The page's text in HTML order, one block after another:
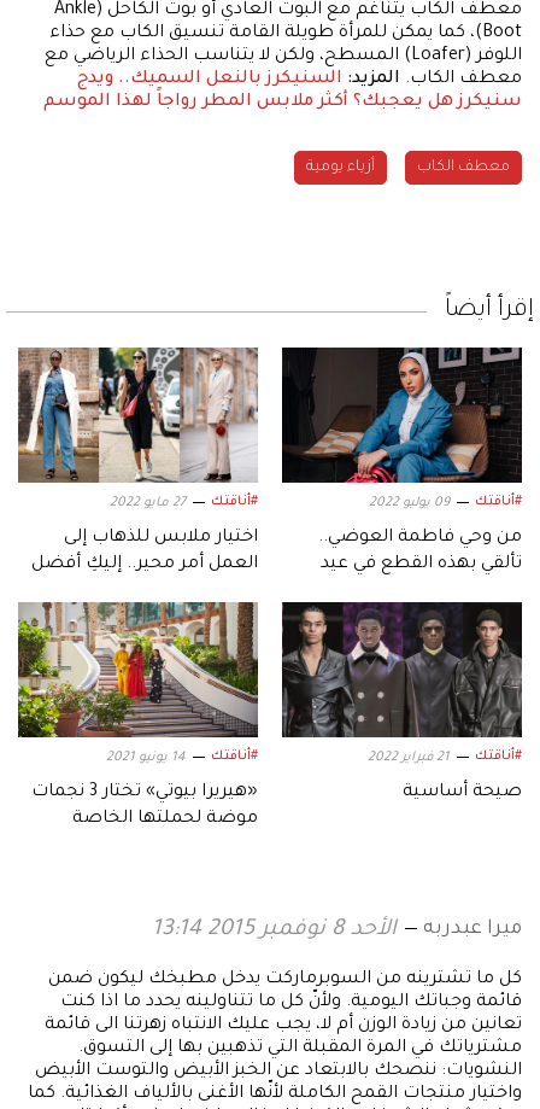
معطف الكاب يتناغم مع البوت العادي أو بوت الكاحل (Ankle
Boot)، كما يمكن للمرأة طويلة القامة تنسيق الكاب مع حذاء
اللوفر (Loafer) المسطح، ولكن لا يتناسب الحذاء الرياضي مع
معطف الكاب. المزيد: السنيكرز بالنعل السميك.. ويدج
سنيكرز هل يعجبك؟ أكثر ملابس المطر رواجاً لهذا الموسم
معطف الكاب أزياء يومية
إقرأ أيضاً
#أناقتك 09 يوليو 2022
من وحي فاطمة العوضي..
تألقي بهذه القطع في عيد
#أناقتك 27 مايو 2022
اختيار ملابس للذهاب إلى
العمل أمر محير.. إليكِ أفضل
#أناقتك 21 فبراير 2022
صيحة أساسية
#أناقتك 14 يونيو 2021
«هيريرا بيوتي» تختار 3 نجمات
موضة لحملتها الخاصة
ميرا عبدربه الأحد 8 نوفمبر 2015 13:14
كل ما تشترينه من السوبرماركت يدخل مطبخك ليكون ضمن
قائمة وجباتك اليومية. ولأنّ كل ما تتناولينه يحدد ما اذا كنت
تعانين من زيادة الوزن أم لا، يجب عليك الانتباه زهرتنا الى قائمة
مشترياتك في المرة المقبلة التي تذهبين بها إلى التسوق.
النشويات: ننصحك بالابتعاد عن الخبز الأبيض والتوست الأبيض
واختيار منتجات القمح الكاملة لأنّها الأغنى بالألياف الغذائية. كما